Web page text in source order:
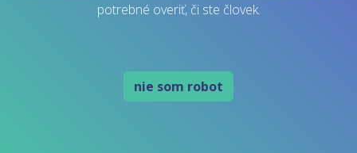
potrebné overiť, či ste človek.
nie som robot